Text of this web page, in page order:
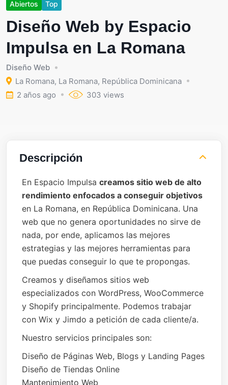
Abiertos Top
Diseño Web by Espacio
Impulsa en La Romana
Diseño Web
La Romana, La Romana, República Dominicana
2 años ago
303 views
Descripción
En Espacio Impulsa creamos sitio web de alto
rendimiento enfocados a conseguir objetivos
en La Romana, en República Dominicana. Una
web que no genera oportunidades no sirve de
nada, por ende, aplicamos las mejores
estrategias y las mejores herramientas para
que puedas conseguir lo que te propongas.
Creamos y diseñamos sitios web
especializados con WordPress, WooCommerce
y Shopify principalmente. Podemos trabajar
con Wix y Jimdo a petición de cada cliente/a.
Nuestro servicios principales son:
Diseño de Páginas Web, Blogs y Landing Pages
Diseño de Tiendas Online
Mantenimiento Web